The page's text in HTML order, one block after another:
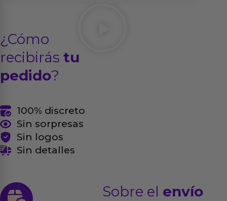
¿Cómo
recibirás tu
pedido?
100% discreto
Sin sorpresas
Sin logos
Sin detalles
Sobre el envío